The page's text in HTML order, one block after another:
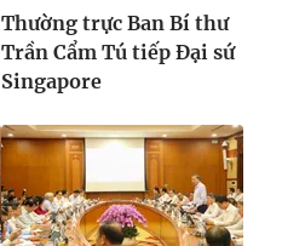
Thường trực Ban Bí thư
Trần Cẩm Tú tiếp Đại sứ
Singapore